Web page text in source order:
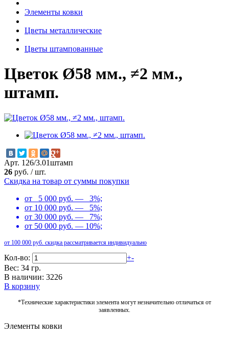
Элементы ковки
Цветы металлические
Цветы штампованные
Цветок Ø58 мм., ≠2 мм.,
штамп.
Арт. 126/3.01штамп
26 руб. /шт.
Скидка на товар от суммы покупки
от 5 000 руб. — 3%;
от 10 000 руб. — 5%;
от 30 000 руб. — 7%;
от 50 000 руб. — 10%;
от 100 000 руб. скидка рассматривается индивидуально
Кол-во: +-
Вес: 34 гр.
В наличии: 3226
В корзину
*Технические характеристики элемента могут незначительно отличаться от
заявленных.
Элементы ковки